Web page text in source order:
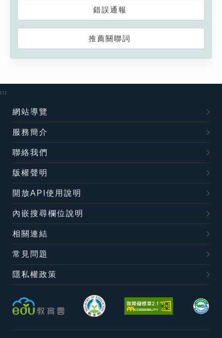
錯誤通報
推薦關聯詞
:::
網站導覽
服務簡介
聯絡我們
版權聲明
開放API使用說明
內嵌搜尋欄位說明
相關連結
常見問題
隱私權政策